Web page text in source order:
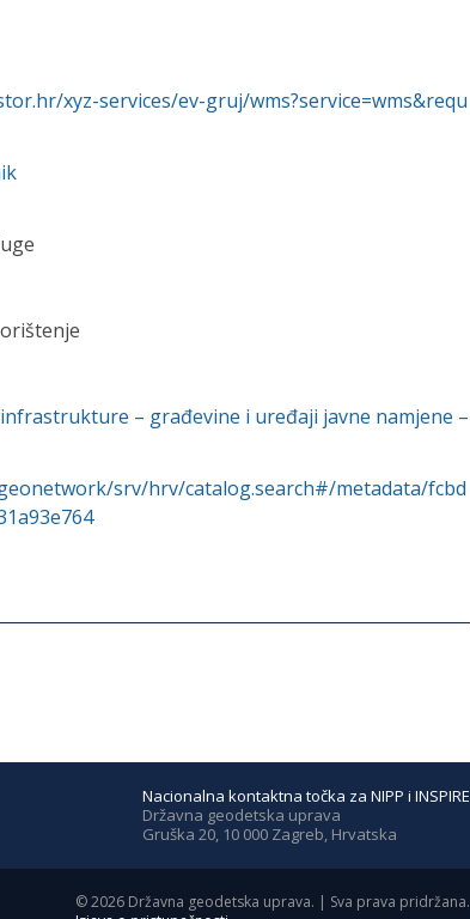
xyz-services/ev-gruj/wms?service=wms&requ
– građevine i uređaji javne namjene –
srv/hrv/catalog.search#/metadata/fcbd
Nacionalna kontaktna točka za NIPP i INSPIRE
Državna geodetska uprava
Gruška 20, 10 000 Zagreb, Hrvatska
©2026 Državna geodetska uprava. | Sva prava pridržana.